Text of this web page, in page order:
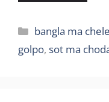
Categories
bangla ma
golpo, sot ma